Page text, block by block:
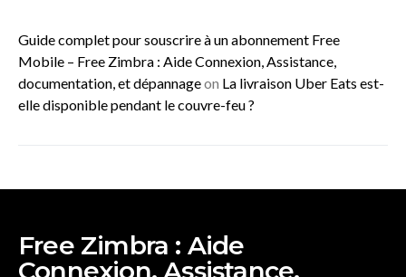
Guide complet pour souscrire à un abonnement Free
Mobile – Free Zimbra : Aide Connexion, Assistance,
documentation, et dépannageon La livraison Uber Eats est-
elle disponible pendant le couvre-feu ?
Free Zimbra : Aide
Connexion, Assistance,